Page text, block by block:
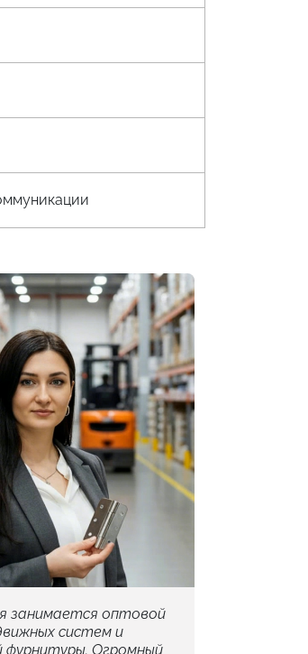
занимается оптовой
систем и
Огромный